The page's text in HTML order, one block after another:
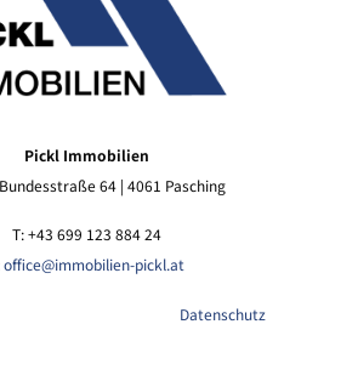
Pickl Immobilien
64 | 4061 Pasching
T: +43 699 123 884 24
office@immobilien-pickl.at
Datenschutz